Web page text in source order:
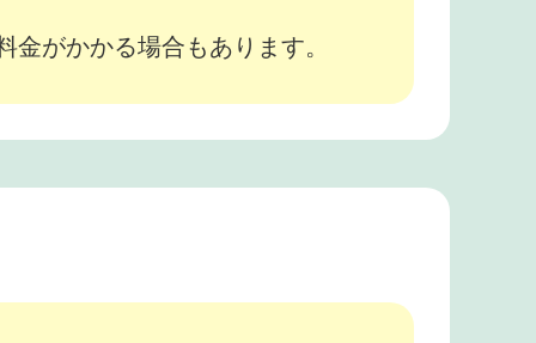
がかかる場合もあります。